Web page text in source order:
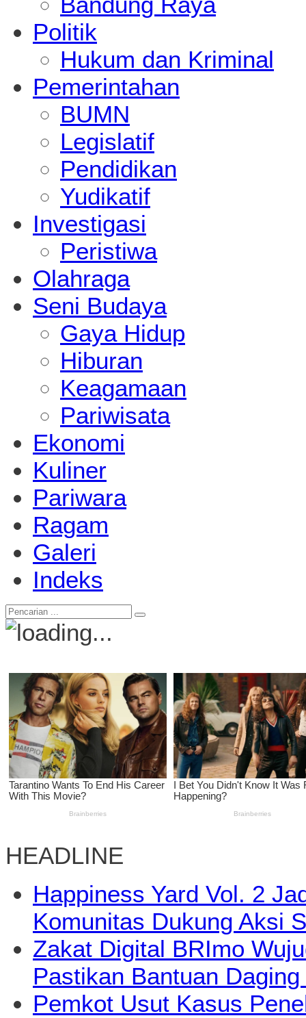
Politik
Hukum dan Kriminal
Pemerintahan
BUMN
Legislatif
Pendidikan
Yudikatif
Investigasi
Peristiwa
Olahraga
Seni Budaya
Gaya Hidup
Hiburan
Keagamaan
Pariwisata
Ekonomi
Kuliner
Pariwara
Ragam
Galeri
Indeks
HEADLINE
Happiness Yard Vol. 2
Komunitas Dukung Aksi
Zakat Digital BRImo
Pastikan Bantuan
Pemkot Usut Kasus